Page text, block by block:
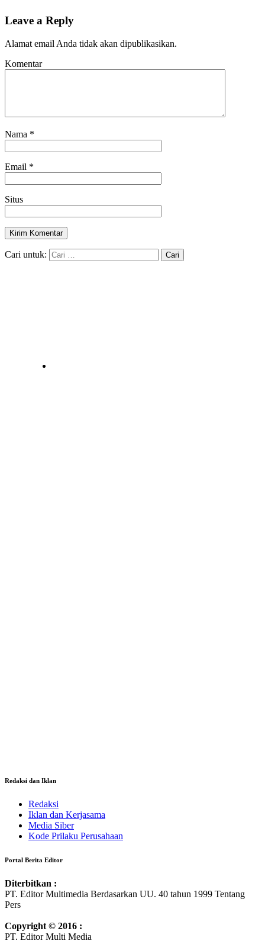
Leave a Reply
Alamat email Anda tidak akan dipublikasikan.
Komentar
Nama *
Email *
Situs
Cari untuk:
Redaksi dan Iklan
Redaksi
Iklan dan Kerjasama
Media Siber
Kode Prilaku Perusahaan
Portal Berita Editor
Diterbitkan :
PT. Editor Multimedia Berdasarkan UU. 40 tahun 1999 Tentang
Pers
Copyright © 2016 :
PT. Editor Multi Media